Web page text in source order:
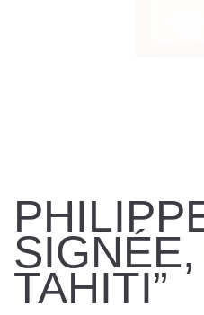
TAHITI”